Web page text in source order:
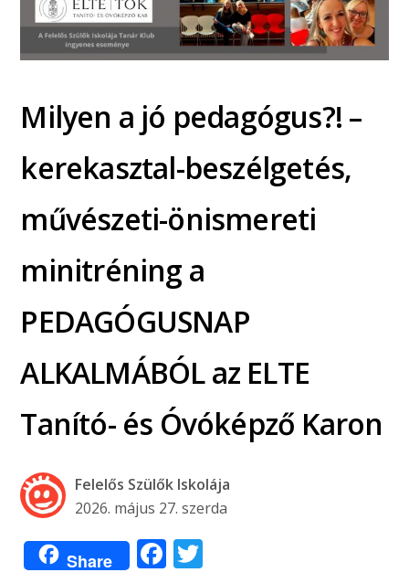
Milyen a jó pedagógus?! –
kerekasztal-beszélgetés,
művészeti-önismereti
minitréning a
PEDAGÓGUSNAP
ALKALMÁBÓL az ELTE
Tanító- és Óvóképző Karon
Felelős Szülők Iskolája
2026. május 27. szerda
Share Facebook